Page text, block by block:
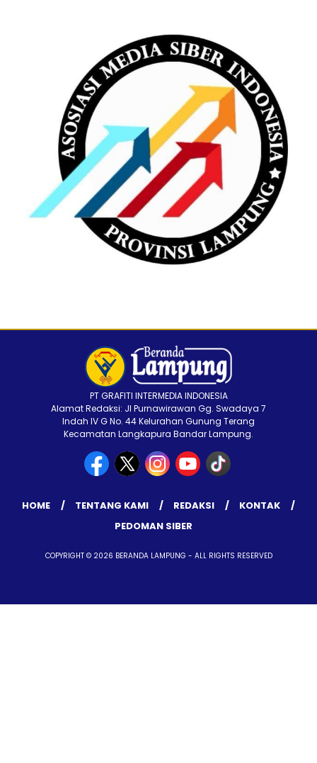
PT GRAFITI INTERMEDIA INDONESIA
Alamat Redaksi: Jl Purnawirawan Gg. Swadaya 7
Indah IV G No. 44 Kelurahan Gunung Terang
Kecamatan Langkapura Bandar Lampung.
HOME TENTANG KAMI REDAKSI
KONTAK
PEDOMAN SIBER
COPYRIGHT © 2026 BERANDA LAMPUNG - ALL RIGHTS RESERVED